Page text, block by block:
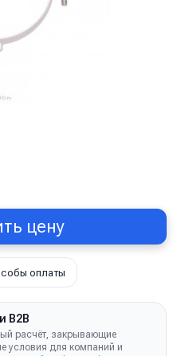
цену
оплаты
B2B
расчёт, закрывающие
условия для компаний и